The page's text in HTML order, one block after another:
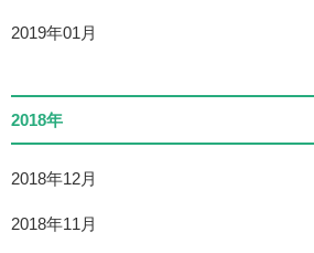
2019年01月
2018年
2018年12月
2018年11月